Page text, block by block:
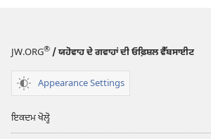
JW.ORG® / ਯਹੋਵਾਹ ਦੇ ਗਵਾਹਾਂ ਦੀ ਓਫ਼ਿਸ਼ਲ ਵੈੱਬਸਾਈਟ
Appearance Settings
ਇਕਦਮ ਖੋਲ੍ਹੋ